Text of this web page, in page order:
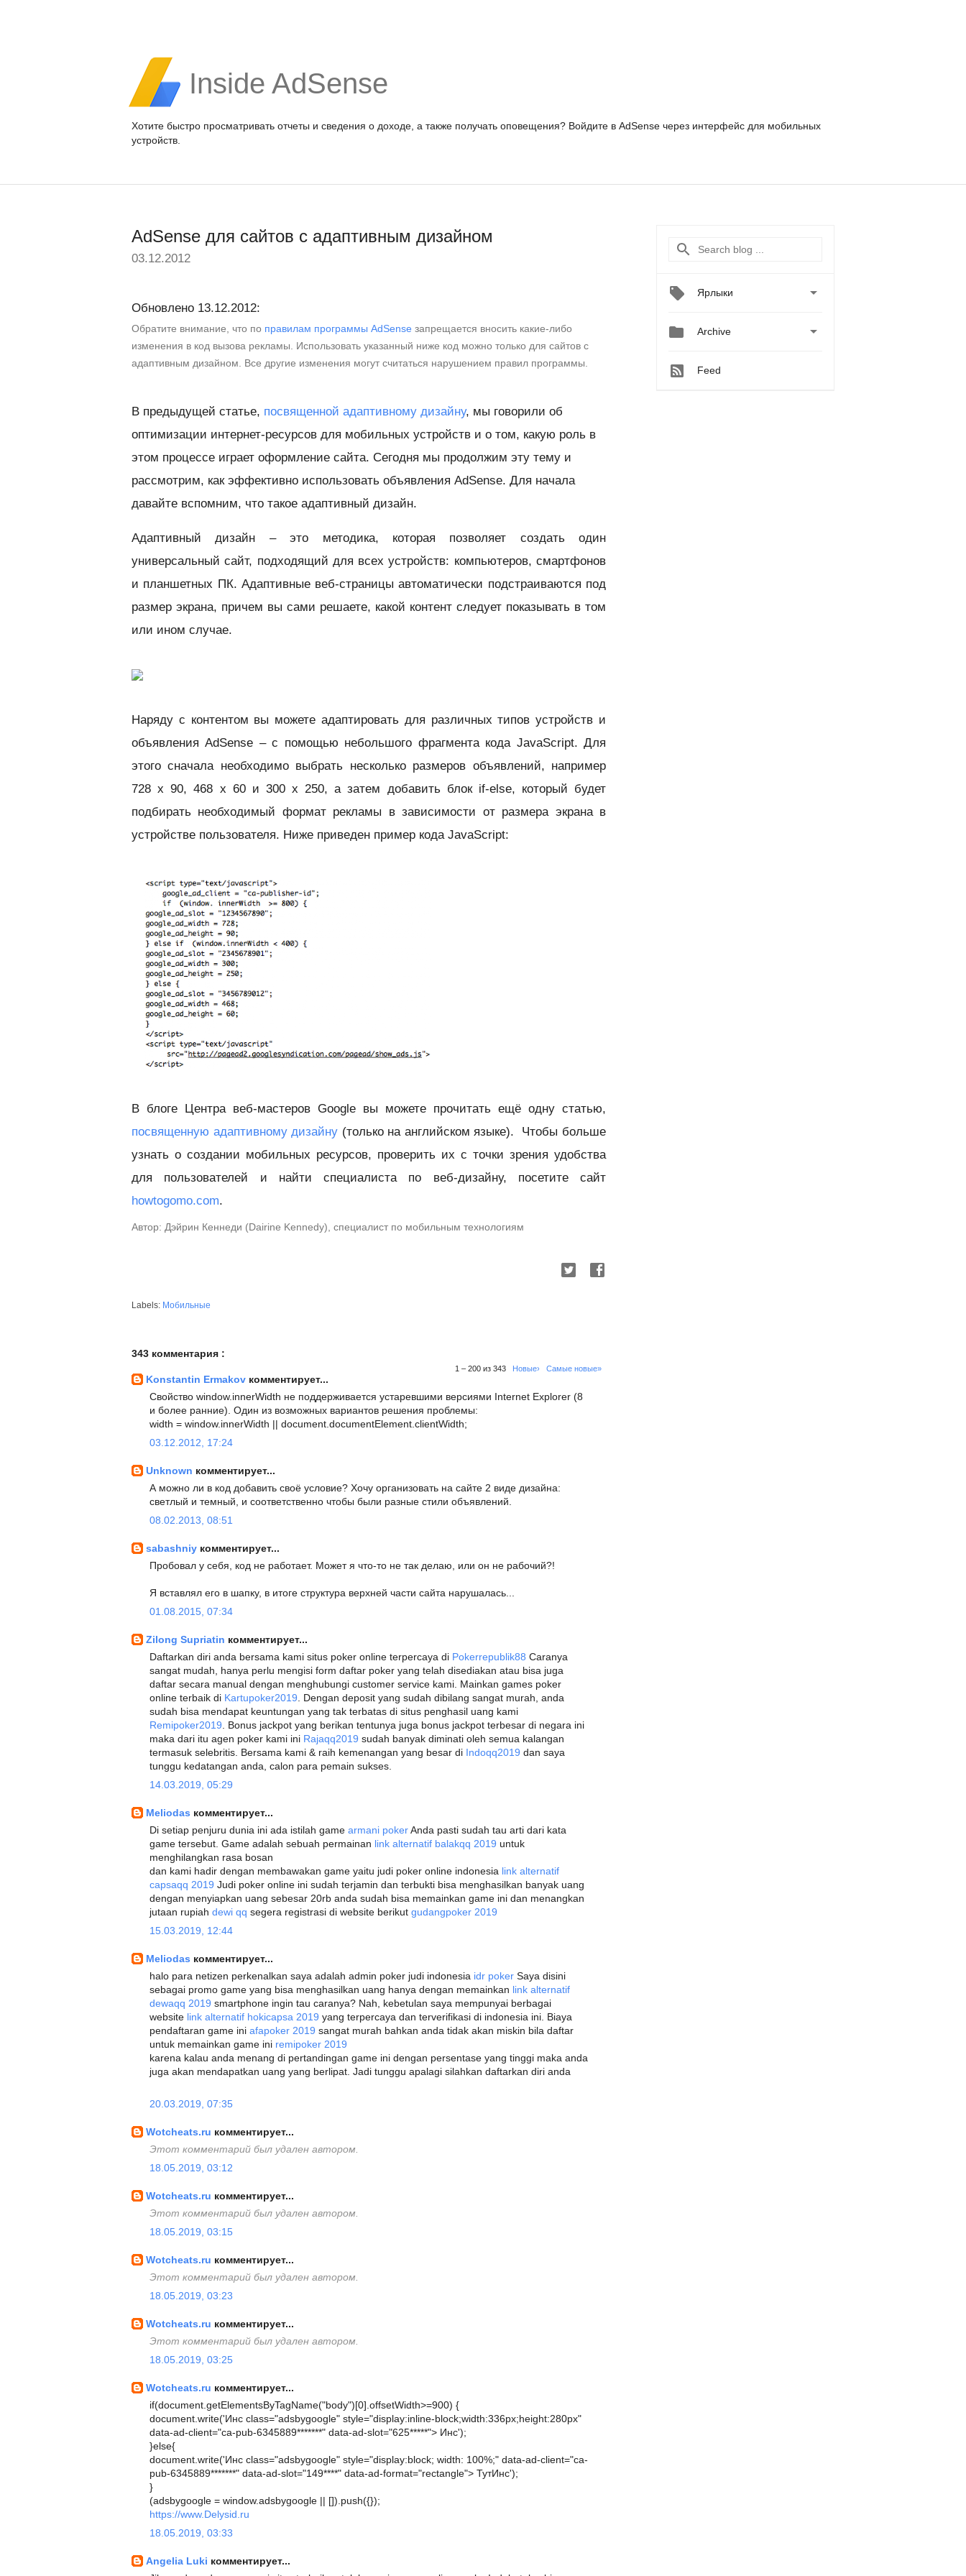
Inside AdSense
Хотите быстро просматривать отчеты и сведения о доходе, а также получать оповещения? Войдите в AdSense через интерфейс для мобильных
устройств.
AdSense для сайтов с адаптивным дизайном
03.12.2012
Обновлено 13.12.2012:
Обратите внимание, что по правилам программы AdSense запрещается вносить какие-либо
изменения в код вызова рекламы. Использовать указанный ниже код можно только для сайтов с
адаптивным дизайном. Все другие изменения могут считаться нарушением правил программы.
В предыдущей статье, посвященной адаптивному дизайну, мы говорили об
оптимизации интернет-ресурсов для мобильных устройств и о том, какую роль в
этом процессе играет оформление сайта. Сегодня мы продолжим эту тему и
рассмотрим, как эффективно использовать объявления AdSense. Для начала
давайте вспомним, что такое адаптивный дизайн.
Адаптивный дизайн – это методика, которая позволяет создать один
универсальный сайт, подходящий для всех устройств: компьютеров, смартфонов
и планшетных ПК. Адаптивные веб-страницы автоматически подстраиваются под
размер экрана, причем вы сами решаете, какой контент следует показывать в том
или ином случае.
Наряду с контентом вы можете адаптировать для различных типов устройств и
объявления AdSense – с помощью небольшого фрагмента кода JavaScript. Для
этого сначала необходимо выбрать несколько размеров объявлений, например
728 x 90, 468 x 60 и 300 x 250, а затем добавить блок if-else, который будет
подбирать необходимый формат рекламы в зависимости от размера экрана в
устройстве пользователя. Ниже приведен пример кода JavaScript:
В блоге Центра веб-мастеров Google вы можете прочитать ещё одну статью,
посвященную адаптивному дизайну (только на английском языке). Чтобы больше
узнать о создании мобильных ресурсов, проверить их с точки зрения удобства
для пользователей и найти специалиста по веб-дизайну, посетите сайт
howtogomo.com.
Автор: Дэйрин Кеннеди (Dairine Kennedy), специалист по мобильным технологиям
Labels: Мобильные
343 комментария :
1 – 200 из 343 Новые› Самые новые»
Konstantin Ermakov комментирует...
Свойство window.innerWidth не поддерживается устаревшими версиями Internet Explorer (8
и более ранние). Один из возможных вариантов решения проблемы:
width = window.innerWidth || document.documentElement.clientWidth;
03.12.2012, 17:24
Unknown комментирует...
А можно ли в код добавить своё условие? Хочу организовать на сайте 2 виде дизайна:
светлый и темный, и соответственно чтобы были разные стили объявлений.
08.02.2013, 08:51
sabashniy комментирует...
Пробовал у себя, код не работает. Может я что-то не так делаю, или он не рабочий?!
Я вставлял его в шапку, в итоге структура верхней части сайта нарушалась...
01.08.2015, 07:34
Zilong Supriatin комментирует...
Daftarkan diri anda bersama kami situs poker online terpercaya di Pokerrepublik88 Caranya
sangat mudah, hanya perlu mengisi form daftar poker yang telah disediakan atau bisa juga
daftar secara manual dengan menghubungi customer service kami. Mainkan games poker
online terbaik di Kartupoker2019 . Dengan deposit yang sudah dibilang sangat murah, anda
sudah bisa mendapat keuntungan yang tak terbatas di situs penghasil uang kami
Remipoker2019 . Bonus jackpot yang berikan tentunya juga bonus jackpot terbesar di negara ini
maka dari itu agen poker kami ini Rajaqq2019 sudah banyak diminati oleh semua kalangan
termasuk selebritis. Bersama kami & raih kemenangan yang besar di Indoqq2019 dan saya
tunggu kedatangan anda, calon para pemain sukses.
14.03.2019, 05:29
Meliodas комментирует...
Di setiap penjuru dunia ini ada istilah game armani pokerAnda pasti sudah tau arti dari kata
game tersebut. Game adalah sebuah permainan link alternatif balakqq 2019 untuk
menghilangkan rasa bosan
dan kami hadir dengan membawakan game yaitu judi poker online indonesia link alternatif
capsaqq 2019 Judi poker online ini sudah terjamin dan terbukti bisa menghasilkan banyak uang
dengan menyiapkan uang sebesar 20rb anda sudah bisa memainkan game ini dan menangkan
jutaan rupiah dewi qq segera registrasi di website berikut gudangpoker 2019
15.03.2019, 12:44
Meliodas комментирует...
halo para netizen perkenalkan saya adalah admin poker judi indonesia idr poker Saya disini
sebagai promo game yang bisa menghasilkan uang hanya dengan memainkan link alternatif
dewaqq 2019 smartphone ingin tau caranya? Nah, kebetulan saya mempunyai berbagai
website link alternatif hokicapsa 2019 yang terpercaya dan terverifikasi di indonesia ini. Biaya
pendaftaran game ini afapoker 2019 sangat murah bahkan anda tidak akan miskin bila daftar
untuk memainkan game ini remipoker 2019
karena kalau anda menang di pertandingan game ini dengan persentase yang tinggi maka anda
juga akan mendapatkan uang yang berlipat. Jadi tunggu apalagi silahkan daftarkan diri anda
20.03.2019, 07:35
Wotcheats.ru комментирует...
Этот комментарий был удален автором.
18.05.2019, 03:12
Wotcheats.ru комментирует...
Этот комментарий был удален автором.
18.05.2019, 03:15
Wotcheats.ru комментирует...
Этот комментарий был удален автором.
18.05.2019, 03:23
Wotcheats.ru комментирует...
Этот комментарий был удален автором.
18.05.2019, 03:25
Wotcheats.ru комментирует...
if(document.getElementsByTagName("body")[0].offsetWidth>=900) {
document.write('Инс class="adsbygoogle" style="display:inline-block;width:336px;height:280px"
data-ad-client="ca-pub-6345889*******" data-ad-slot="625*****"> Инс');
}else{
document.write('Инс class="adsbygoogle" style="display:block; width: 100%;" data-ad-client="ca-
pub-6345889*******" data-ad-slot="149****" data-ad-format="rectangle"> ТутИнс');
}
(adsbygoogle = window.adsbygoogle || []).push({});
https://www.Delysid.ru
18.05.2019, 03:33
Angelia Luki комментирует...
Ярлыки 
 Archive 
Feed